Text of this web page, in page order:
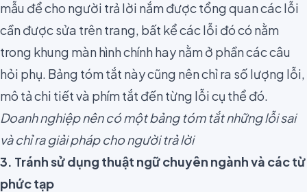
mẫu để cho người trả lời nắm được tổng quan các lỗi
cần được sửa trên trang, bất kể các lỗi đó có nằm
trong khung màn hình chính hay nằm ở phần các câu
hỏi phụ. Bảng tóm tắt này cũng nên chỉ ra số lượng lỗi,
mô tả chi tiết và phím tắt đến từng lỗi cụ thể đó.
Doanh nghiệp nên có một bảng tóm tắt những lỗi sai
và chỉ ra giải pháp cho người trả lời
3. Tránh sử dụng thuật ngữ chuyên ngành và các từ
phức tạp